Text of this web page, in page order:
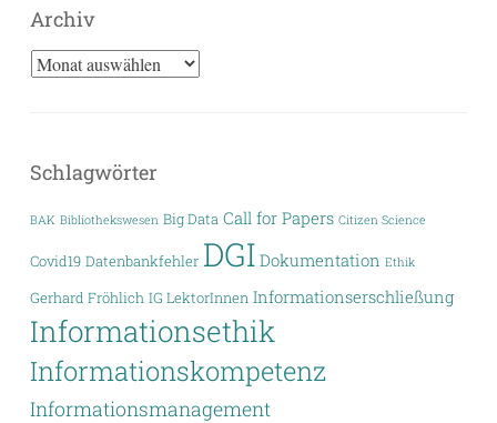
Archiv
Archiv
Schlagwörter
BAK Bibliothekswesen Big Data Call for Papers Citizen Science
Covid19 Datenbankfehler DGI Dokumentation Ethik
Gerhard Fröhlich IG LektorInnen Informationserschließung
Informationsethik
Informationskompetenz
Informationsmanagement